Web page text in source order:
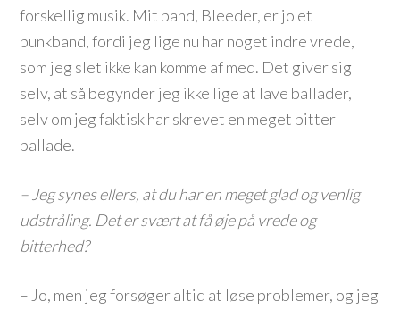
forskellig musik. Mit band, Bleeder, er jo et
punkband, fordi jeg lige nu har noget indre vrede,
som jeg slet ikke kan komme af med. Det giver sig
selv, at så begynder jeg ikke lige at lave ballader,
selv om jeg faktisk har skrevet en meget bitter
ballade.
– Jeg synes ellers, at du har en meget glad og venlig
udstråling. Det er svært at få øje på vrede og
bitterhed?
– Jo, men jeg forsøger altid at løse problemer, og jeg